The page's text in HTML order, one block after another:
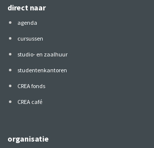
direct naar
agenda
cursussen
studio- en zaalhuur
studentenkantoren
CREA fonds
CREA café
organisatie